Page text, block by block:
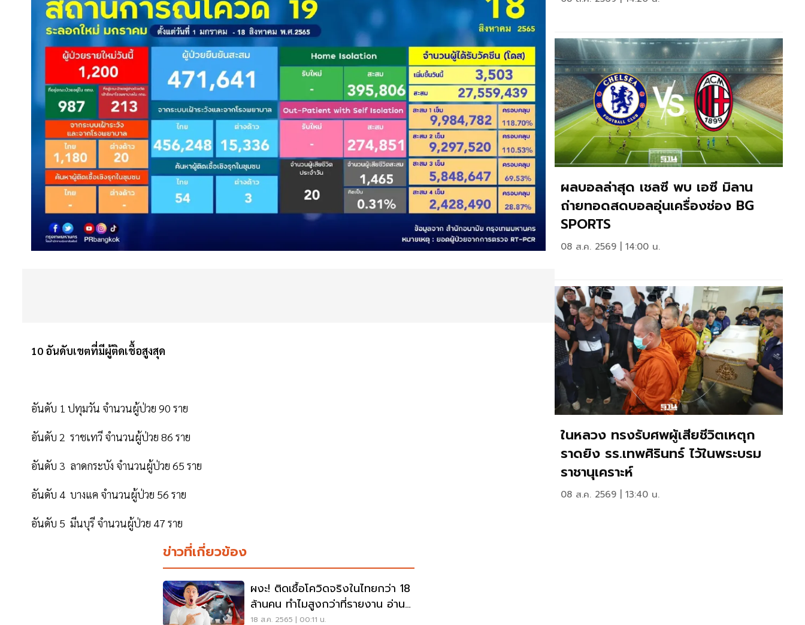
10 อันดับเขตที่มีผู้ติดเชื้อสูงสุด
อันดับ 1 ปทุมวัน จำนวนผู้ป่วย 90 ราย
อันดับ 2 ราชเทวี จำนวนผู้ป่วย 86 ราย
อันดับ 3 ลาดกระบัง จำนวนผู้ป่วย 65 ราย
อันดับ 4 บางแค จำนวนผู้ป่วย 56 ราย
อันดับ 5 มีนบุรี จำนวนผู้ป่วย 47 ราย
ข่าวที่เกี่ยวข้อง
ผงะ! ติดเชื้อโควิดจริงในไทยกว่า 18
ล้านคน ทำไมสูงกว่าที่รายงาน อ่าน
เลย
18 ส.ค. 2565 | 00:11 น.
ผลบอลล่าสุด เชลซี พบ เอซี มิลาน
ถ่ายทอดสดบอลอุ่นเครื่องช่อง BG
SPORTS
08 ส.ค. 2569 | 14:00 น.
ในหลวง ทรงรับศพผู้เสียชีวิตเหตุก
ราดยิง รร.เทพศิรินทร์ ไว้ในพระบรม
ราชานุเคราะห์
08 ส.ค. 2569 | 13:40 น.